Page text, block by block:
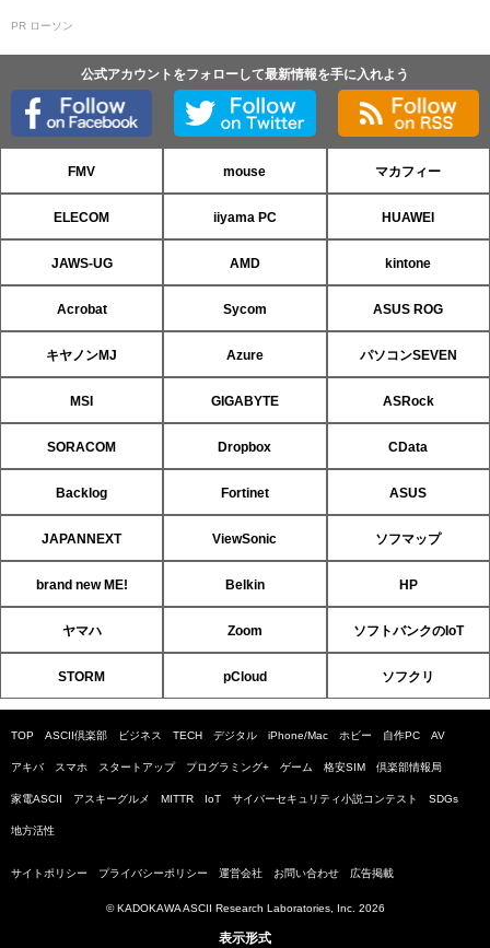
PR ローソン
公式アカウントをフォローして最新情報を手に入れよう
FMV mouse マカフィー
ELECOM iiyama PC HUAWEI
JAWS-UG AMD kintone
Acrobat Sycom ASUS ROG
キヤノンMJ Azure パソコンSEVEN
MSI GIGABYTE ASRock
SORACOM Dropbox CData
Backlog Fortinet ASUS
JAPANNEXT ViewSonic ソフマップ
brand new ME! Belkin HP
ヤマハ Zoom ソフトバンクのIoT
STORM pCloud ソフクリ
TOP ASCII倶楽部 ビジネス TECH デジタル iPhone/Mac ホビー 自作PC AV
アキバ スマホ スタートアップ プログラミング+ ゲーム 格安SIM 倶楽部情報局
家電ASCII アスキーグルメ MITTR IoT サイバーセキュリティ小説コンテスト SDGs
地方活性
サイトポリシー プライバシーポリシー 運営会社 お問い合わせ 広告掲載
© KADOKAWA ASCII Research Laboratories, Inc. 2026
表示形式